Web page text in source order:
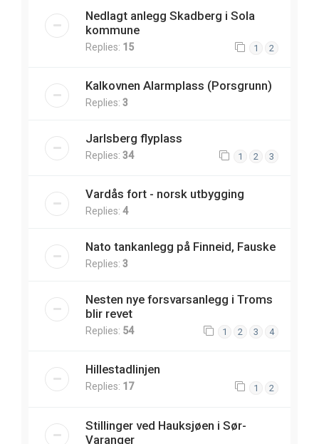
Nedlagt anlegg Skadberg i Sola
kommune
Replies: 15 1 2
Kalkovnen Alarmplass (Porsgrunn)
Replies: 3
Jarlsberg flyplass
Replies: 34 1 2 3
Vardås fort - norsk utbygging
Replies: 4
Nato tankanlegg på Finneid, Fauske
Replies: 3
Nesten nye forsvarsanlegg i Troms
blir revet
Replies: 54 1 2 3 4
Hillestadlinjen
Replies: 17 1 2
Stillinger ved Hauksjøen i Sør-
Varanger